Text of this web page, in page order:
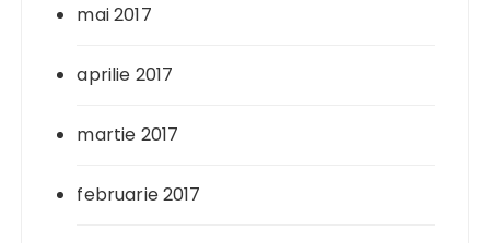
mai 2017
aprilie 2017
martie 2017
februarie 2017